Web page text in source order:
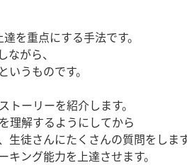
を重点にする手法です。
がら、
うものです。
ーリーを紹介します。
理解するようにしてから
徒さんにたくさんの質問をします
ング能力を上達させます。